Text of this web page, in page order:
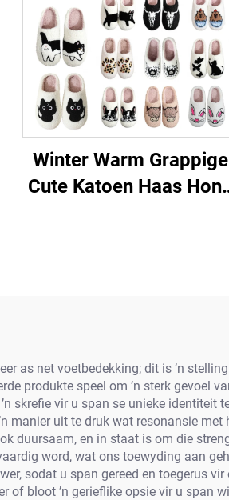
Winter Warm Grappige
Cute Katoen Haas
as net voetbedekking; dit is ’n
produkte speel om ’n sterk gevoel
skrefie vir u span se unieke
manier uit te druk wat resonansie
duursaam, en in staat is om die
word, wat ons toewyding aan
sodat u span gereed en toegerus
of bloot ’n gerieflike opsie vir u span